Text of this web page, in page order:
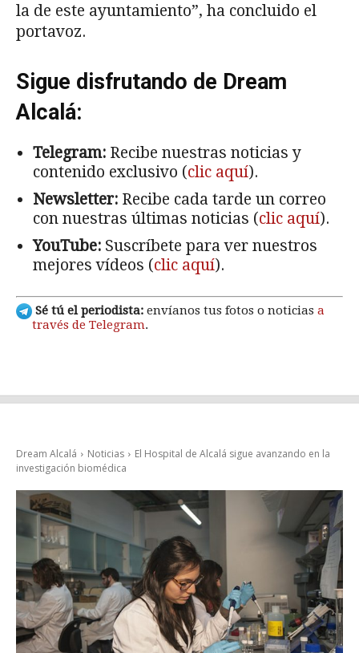
la de este ayuntamiento”, ha concluido el
portavoz.
Sigue disfrutando de Dream
Alcalá:
Telegram: Recibe nuestras noticias y
contenido exclusivo (clic aquí).
Newsletter: Recibe cada tarde un correo
con nuestras últimas noticias (clic aquí).
YouTube: Suscríbete para ver nuestros
mejores vídeos (clic aquí).
Sé tú el periodista: envíanos tus fotos o noticias a
través de Telegram.